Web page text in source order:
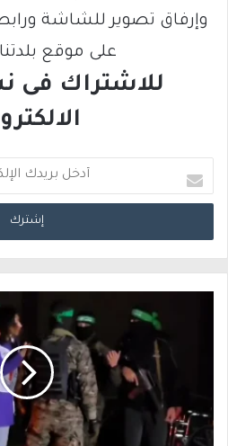
وإرفاق تصوير للشاشة
على موقع
للاشتراك فى
د
خ
ك